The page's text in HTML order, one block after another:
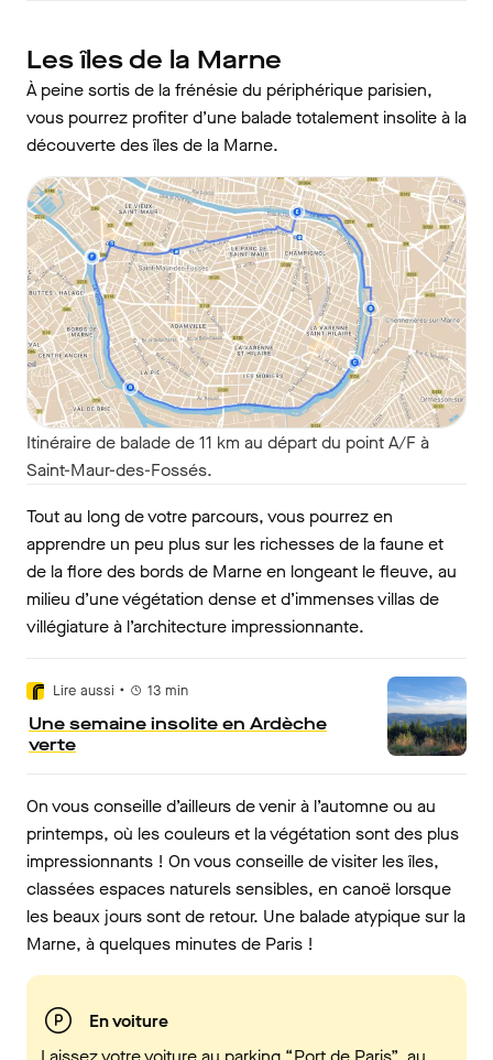
Les îles de la Marne
À peine sortis de la frénésie du périphérique parisien,
vous pourrez profiter d’une balade totalement insolite à la
découverte des îles de la Marne.
Itinéraire de balade de 11 km au départ du point A/F à
Saint-Maur-des-Fossés.
Tout au long de votre parcours, vous pourrez en
apprendre un peu plus sur les richesses de la faune et
de la flore des bords de Marne en longeant le fleuve, au
milieu d’une végétation dense et d’immenses villas de
villégiature à l’architecture impressionnante.
Lire aussi • 13 min
Une semaine insolite en Ardèche
verte
On vous conseille d’ailleurs de venir à l’automne ou au
printemps, où les couleurs et la végétation sont des plus
impressionnants ! On vous conseille de visiter les îles,
classées espaces naturels sensibles, en canoë lorsque
les beaux jours sont de retour. Une balade atypique sur la
Marne, à quelques minutes de Paris !
En voiture